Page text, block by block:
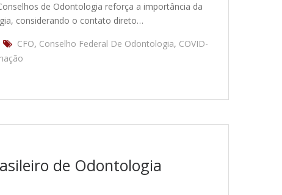
de Odontologia reforça a importância da
considerando o contato direto…
CFO, Conselho Federal De Odontologia, COVID-
de Odontologia